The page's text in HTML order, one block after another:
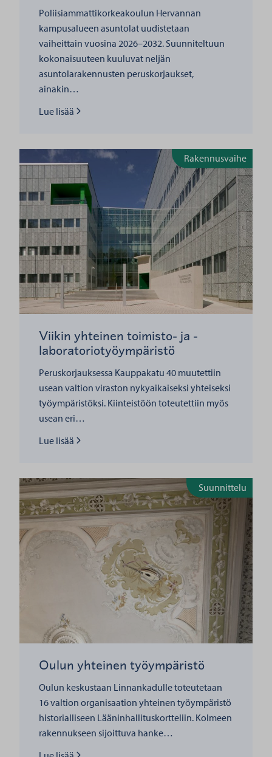
Poliisiammattikorkeakoulun Hervannan
kampusalueen asuntolat uudistetaan
vaiheittain vuosina 2026–2032. Suunniteltuun
kokonaisuuteen kuuluvat neljän
asuntolarakennusten peruskorjaukset,
ainakin…
Lue lisää
Rakennusvaihe
Viikin yhteinen toimisto- ja -
laboratoriotyöympäristö
Peruskorjauksessa Kauppakatu 40 muutettiin
usean valtion viraston nykyaikaiseksi yhteiseksi
työympäristöksi. Kiinteistöön toteutettiin myös
usean eri…
Lue lisää
Suunnittelu
Oulun yhteinen työympäristö
Oulun keskustaan Linnankadulle toteutetaan
16 valtion organisaation yhteinen työympäristö
historialliseen Lääninhallituskortteliin. Kolmeen
rakennukseen sijoittuva hanke…